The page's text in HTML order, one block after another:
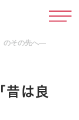
のその先へ―
は良